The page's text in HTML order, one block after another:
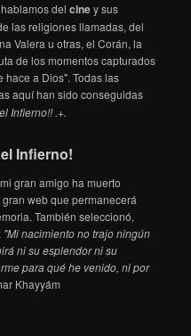
hablamos delciney sus
las religiones llamadas, del
Valera u otras, el Corán, la
de los momentos capturados
hace a Dios". Todas las
aquí han sido conseguidas
Infierno!! .+.
Infierno!
gran amigo ha muerto
web que permanecerá
También seleccionó,
"Mi nacimiento no trajo ningún
ni su esplendor ni su
para qué he venido, ni por
Khayyám